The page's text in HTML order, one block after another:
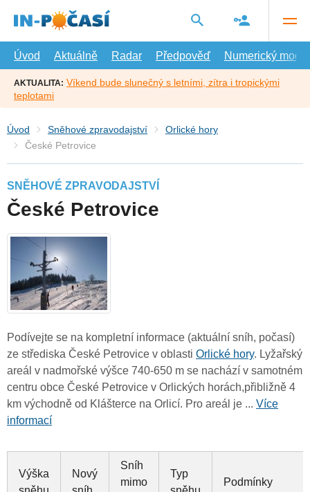
hlavní
Úvod
Aktuálně Radar Předpověď Numerický model
AKTUALITA: Víkend bude slunečný s letními, zítra i tropickými
teplotami
Úvod Sněhové zpravodajství
Orlické hory
České Petrovice
SNĚHOVÉ ZPRAVODAJSTVÍ
České Petrovice
Podívejte se na kompletní informace (aktuální sníh, počasí)
ze střediska České Petrovice v oblasti Orlické hory. Lyžařský
areál v nadmořské výšce 740-650 m se nachází v samotném
centru obce České Petrovice v Orlických horách,přibližně 4
km východně od Klášterce na Orlicí. Pro areál je ... Více
informací
Výška
Nový
Sníh
mimo
Typ
Podmínky